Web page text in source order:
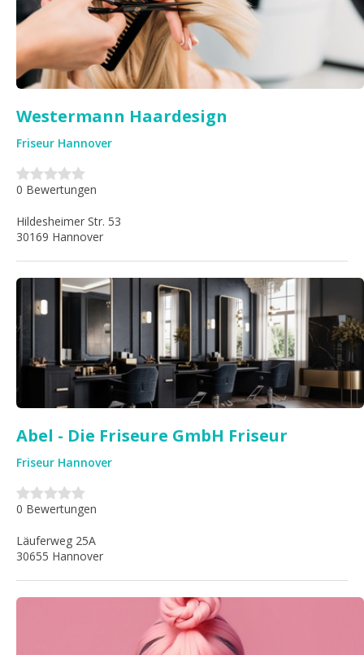
Westermann Haardesign
Friseur Hannover
Hildesheimer Str. 53
30169 Hannover
0 Bewertungen
Abel - Die Friseure GmbH Friseur
Friseur Hannover
Läuferweg 25A
30655 Hannover
0 Bewertungen